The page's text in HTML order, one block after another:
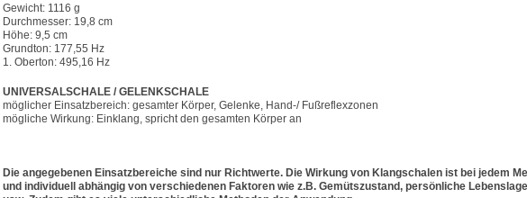
Gewicht: 1116 g
Durchmesser: 19,8 cm
Höhe: 9,5 cm
Grundton: 177,55 Hz
1. Oberton: 495,16 Hz
UNIVERSALSCHALE / GELENKSCHALE
möglicher Einsatzbereich: gesamter Körper, Gelenke, Hand-/ Fußreflexzonen
mögliche Wirkung: Einklang, spricht den gesamten Körper an
Die angegebenen Einsatzbereiche sind nur Richtwerte. Die Wirkung von Klangschalen ist bei jedem
und individuell abhängig von verschiedenen Faktoren wie z.B. Gemütszustand, persönliche